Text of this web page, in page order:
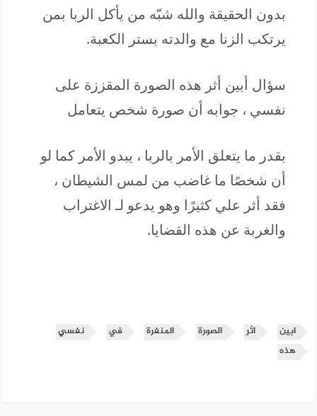
بدون الحقيقة والله شبّه من يأكل الربا بمن
يرتكب الزنا مع والدته بستر الكعبة.
سؤال أبين أثر هذه الصورة المقززة على
نفسي ، جوابه أن صورة شخص يتعامل
بقدر ما يتعلق الأمر بالربا ، يبدو الأمر كما لو
أن شخصًا ما غاضب من لمس الشيطان ،
فقد أثر علي كثيرًا وهو يدعو لـ الاغتراب
والغربة عن هذه القضايا.
ابين اثر الصورة المنفرة في
نفسي
هذه